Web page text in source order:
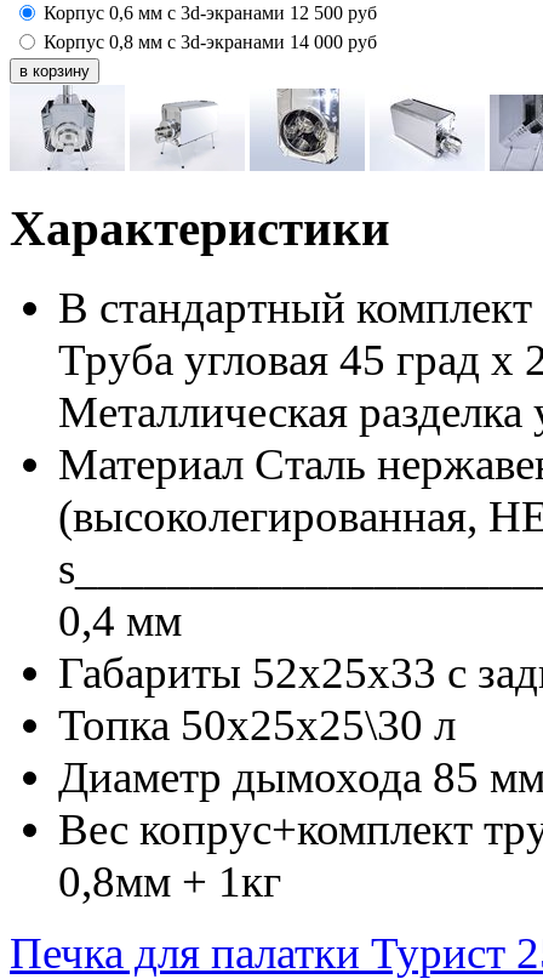
Корпус 0,6 мм с 3d-экранами 12 500 руб
Корпус 0,8 мм с 3d-экранами 14 000 руб
Характеристики
В стандартный комплект
Труба угловая 45 град
Металлическая разделка
Материал Сталь
0,4 мм
Габариты 52х25х33 с
Топка 50х25х25\30 л
Диаметр дымохода 85
Вес копрус+комплект
0,8мм + 1кг
Печка для палатки Турист